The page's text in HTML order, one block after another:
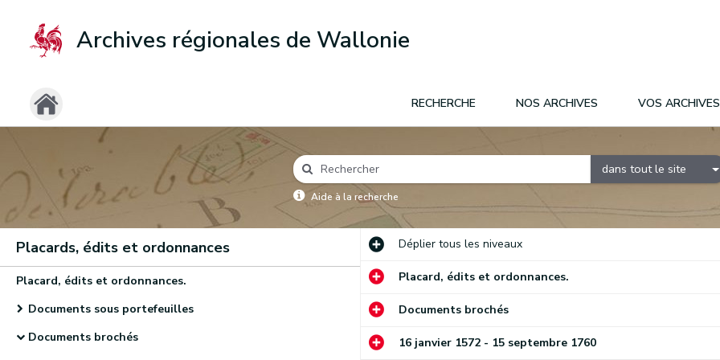
Archives régionales de Wallonie
RECHERCHE NOS ARCHIVES VOS ARCHIVES
dans tout le site
Aide à la recherche
Placards, édits et ordonnances
Placard, édits et ordonnances.
Documents sous portefeuilles
Documents brochés
Dépliertous les niveaux
Placard, édits et ordonnances.
Documents brochés
16 janvier 1572 - 15 septembre 1760